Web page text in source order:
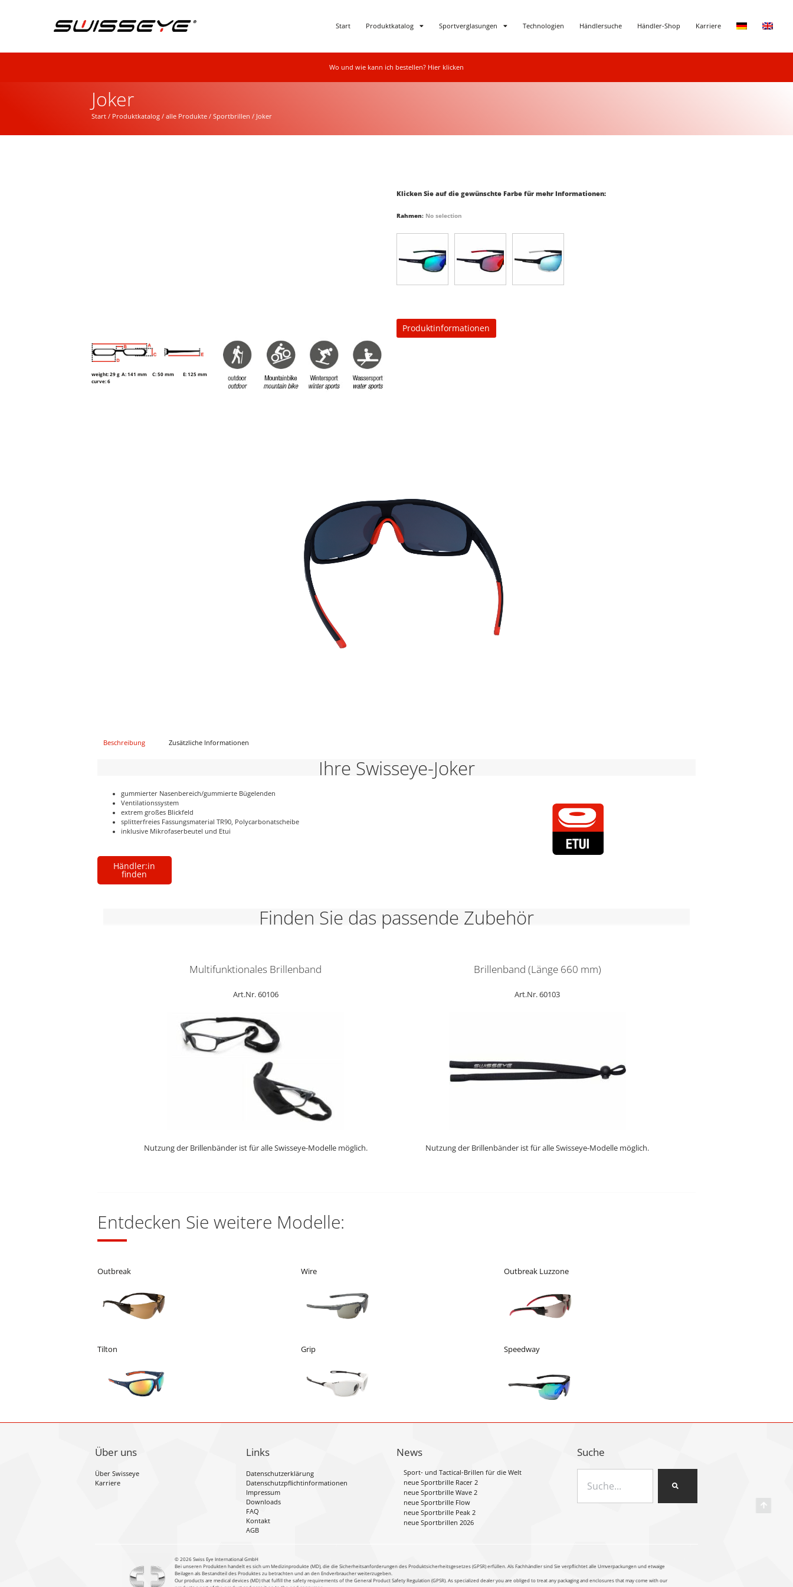
Start Produktkatalog Sportverglasungen Technologien Händlersuche Händler-Shop Karriere
Wo und wie kann ich bestellen? Hier klicken
Joker
Start/ Produktkatalog/ alle Produkte/ Sportbrillen / Joker
weight: 29 g A: 141 mm C: 50 mm
E: 125 mm
curve: 6
Klicken Sie auf die gewünschte Farbe für mehr Informationen:
Rahmen: No selection
Produktinformationen
Beschreibung Zusätzliche Informationen
Ihre Swisseye-Joker
gummierter Nasenbereich/gummierte Bügelenden
Ventilationssystem
extrem großes Blickfeld
splitterfreies Fassungsmaterial TR90, Polycarbonatscheibe
inklusive Mikrofaserbeutel und Etui
Händler:in
finden
Finden Sie das passende Zubehör
Multifunktionales Brillenband
Art.Nr. 60106
Nutzung der Brillenbänder ist für alle Swisseye-Modelle möglich.
Brillenband (Länge 660 mm)
Art.Nr. 60103
Nutzung der Brillenbänder ist für alle Swisseye-Modelle möglich.
Entdecken Sie weitere Modelle:
Outbreak Wire Outbreak Luzzone
Tilton Grip Speedway
Über uns
Über Swisseye
Karriere
Links
Datenschutzerklärung
Datenschutzpflichtinformationen
Impressum
Downloads
FAQ
Kontakt
AGB
News
Sport- und Tactical-Brillen für die Welt
neue Sportbrille Racer 2
neue Sportbrille Wave 2
neue Sportbrille Flow
neue Sportbrille Peak 2
neue Sportbrillen 2026
Suche
©️ 2026 Swiss Eye International GmbH
Bei unseren Produkten handelt es sich um Medizinprodukte (MD), die die Sicherheitsanforderungen des Produktsicherheitsgesetzes (GPSR) erfüllen. Als Fachhändler sind Sie verpflichtet alle Umverpackungen und etwaige
Beilagen als Bestandteil des Produktes zu betrachten und an den Endverbraucher weiterzugeben.
Our products are medical devices (MD) that fulfill the safety requirements of the General Product Safety Regulation (GPSR). As specialized dealer you are obliged to treat any packaging and enclosures that may come with our